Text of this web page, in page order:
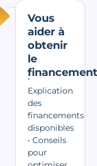
Vous
aider à
obtenir
le
financement
•
Explication
des
financements
disponibles
• Conseils
pour